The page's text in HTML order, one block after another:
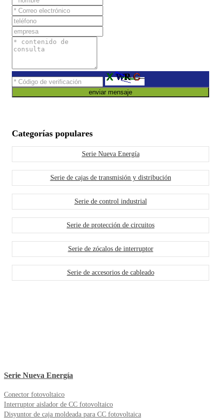
enviar mensaje
Categorías populares
Serie Nueva Energía
Serie de cajas de transmisión y distribución
Serie de control industrial
Serie de protección de circuitos
Serie de zócalos de interruptor
Serie de accesorios de cableado
Serie Nueva Energía
Conector fotovoltaico
Interruptor aislador de CC fotovoltaico
Disyuntor de caja moldeada para CC fotovoltaica